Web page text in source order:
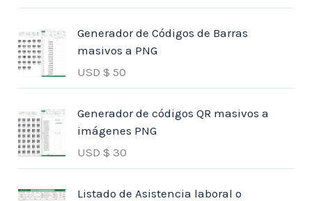
Generador de Códigos de Barras
masivos a PNG
USD $ 50
Generador de códigos QR masivos a
imágenes PNG
USD $ 30
Listado de Asistencia laboral o